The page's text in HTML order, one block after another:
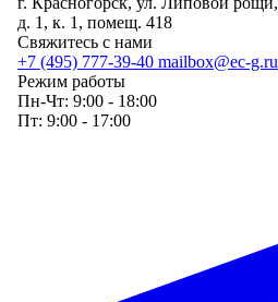
д. 1, к. 1, помещ. 418
Свяжитесь с нами
+7 (495) 777-39-40 mailbox@ec-g.ru
Режим работы
Пн-Чт: 9:00 - 18:00
Пт: 9:00 - 17:00